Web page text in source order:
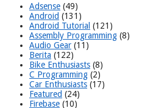
Adsense (49)
Android (131)
Android Tutorial (121)
Assembly Programming (8)
Audio Gear (11)
Berita (122)
Bike Enthusiasts (8)
C Programming (2)
Car Enthusiasts (17)
Featured (24)
Firebase (10)